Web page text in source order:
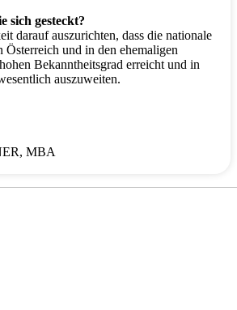
sich gesteckt?
darauf auszurichten, dass die nationale
und in den ehemaligen
Bekanntheitsgrad erreicht und in
auszuweiten.
MBA